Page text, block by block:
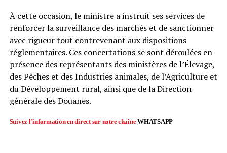
À cette occasion, le ministre a instruit ses services de
renforcer la surveillance des marchés et de sanctionner
avec rigueur tout contrevenant aux dispositions
réglementaires. Ces concertations se sont déroulées en
présence des représentants des ministères de l’Élevage,
des Pêches et des Industries animales, de l’Agriculture et
du Développement rural, ainsi que de la Direction
générale des Douanes.
Suivez l’information en direct sur notre chaîneWHATSAPP